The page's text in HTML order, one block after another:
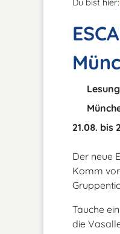
Du bist hier:
21.08. bis
Der neue
Komm
Tauche
die